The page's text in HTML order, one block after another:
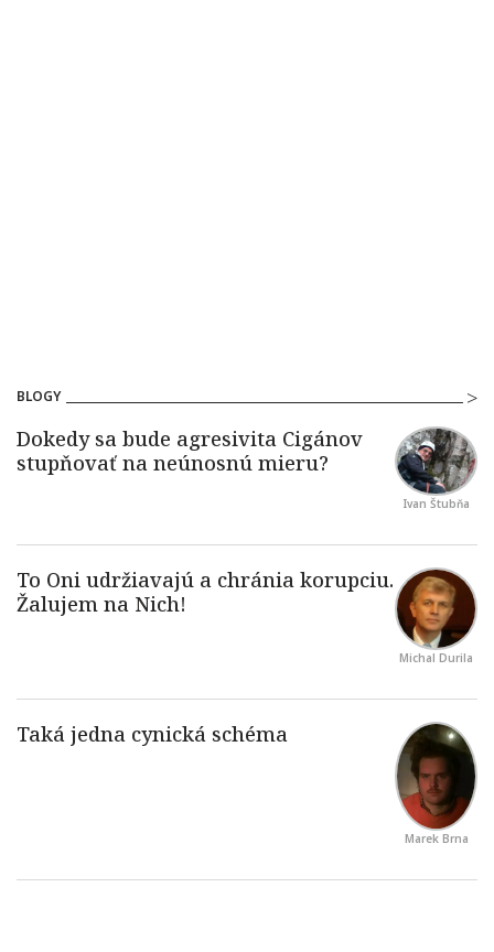
BLOGY
Ivan Štubňa
Michal Durila
Marek Brna